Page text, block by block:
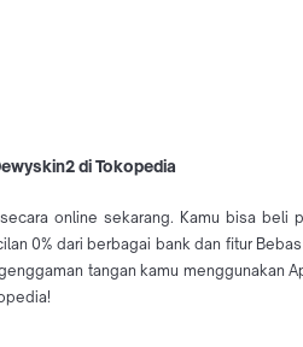
di Tokopedia
online sekarang. Kamu bisa
0% dari berbagai bank dan fitur
tangan kamu menggunakan